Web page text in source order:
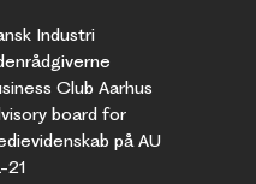
Industri
Club Aarhus
board for
på AU
21